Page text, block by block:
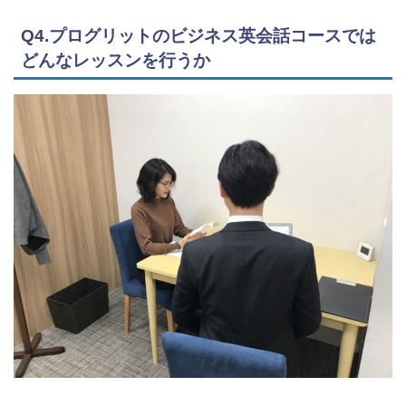
Q4.プログリットのビジネス英会話コースでは
どんなレッスンを行うか